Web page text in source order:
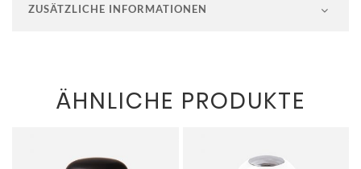
ZUSÄTZLICHE INFORMATIONEN
ÄHNLICHE PRODUKTE